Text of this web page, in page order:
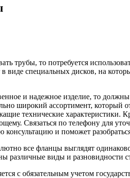
трубы, то потребуется
виде специальных дисков, на
и надежное изделие, то
широкий ассортимент, который
технические характеристики.
Связаться по телефону для
и поможет
все фланцы выглядят
различные виды и разновидности
с обязательным учетом